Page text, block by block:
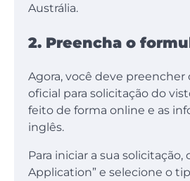
Austrália.
2. Preencha o
Agora, você deve preencher
oficial para solicitação do
feito de forma online e as
inglês.
Para iniciar a sua solicitação,
Application” e selecione o